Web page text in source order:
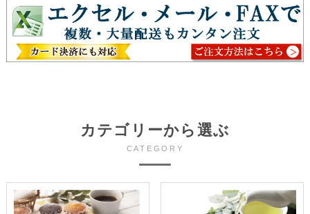
カテゴリーから選ぶ
CATEGORY